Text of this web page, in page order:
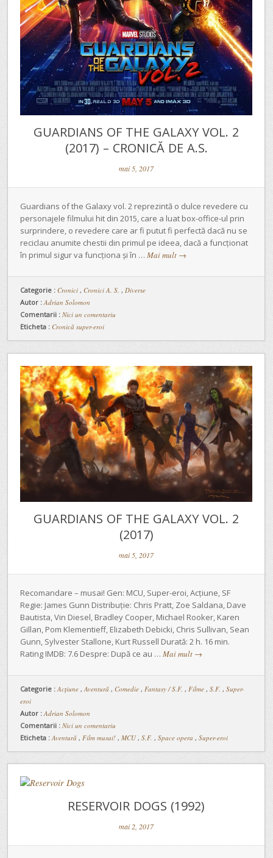
GUARDIANS OF THE GALAXY VOL. 2
(2017) – CRONICĂ DE A.S.
mai 5, 2017
Guardians of the Galaxy vol. 2 reprezintă o dulce revedere cu
personajele filmului hit din 2015, care a luat box-office-ul prin
surprindere, o revedere care ar fi putut fi perfectă dacă nu se
reciclau anumite chestii din primul pe ideea, dacă a funcționat
în primul sigur va funcționa și în … Mai mult →
Categorie : Cronici , Cronici A. S. , Diverse
Autor : Adrian Solomon
Comentarii : Nici un comentariu
Eticheta : Cronică super-eroi
GUARDIANS OF THE GALAXY VOL. 2
(2017)
mai 5, 2017
Recomandare – musai! Gen: MCU, Super-eroi, Acțiune, SF
Regie: James Gunn Distribuție: Chris Pratt, Zoe Saldana, Dave
Bautista, Vin Diesel, Bradley Cooper, Michael Rooker, Karen
Gillan, Pom Klementieff, Elizabeth Debicki, Chris Sullivan, Sean
Gunn, Sylvester Stallone, Kurt Russell Durată: 2 h. 16 min.
Rating IMDB: 7.6 Despre: După ce au … Mai mult →
Categorie : Acţiune , Aventură , Comedie , Fantasy / S.F. , Filme , S.F. , Super-
eroi
Autor : Adrian Solomon
Comentarii : Nici un comentariu
Eticheta : Aventură , Film musai! , MCU, S.F. , Space opera , Super-eroi
RESERVOIR DOGS (1992)
mai 2, 2017